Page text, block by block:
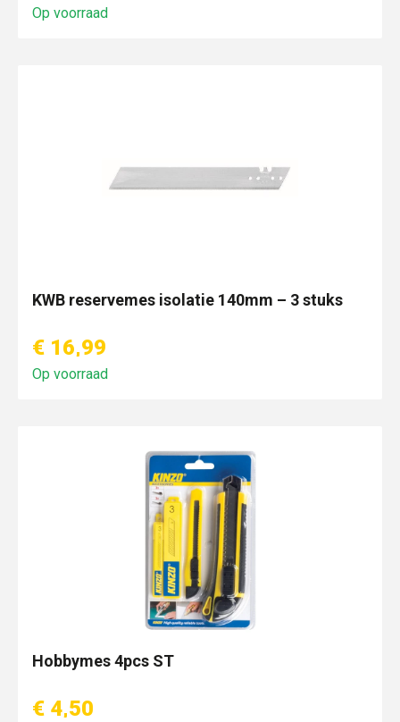
Op voorraad
KWB reservemes isolatie 140mm – 3 stuks
€ 16,99
Op voorraad
Hobbymes 4pcs ST
€ 4,50